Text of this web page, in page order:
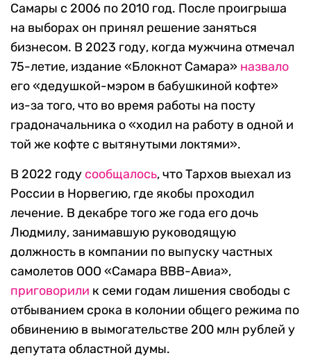
Самары с 2006 по 2010 год. После проигрыша
на выборах он принял решение заняться
бизнесом. В 2023 году, когда мужчина отмечал
75-летие, издание «Блокнот Самара» назвало
его «дедушкой-мэром в бабушкиной кофте»
из-за того, что во время работы на посту
градоначальника о «ходил на работу в одной и
той же кофте с вытянутыми локтями».
В 2022 году сообщалось, что Тархов выехал из
России в Норвегию, где якобы проходил
лечение. В декабре того же года его дочь
Людмилу, занимавшую руководящую
должность в компании по выпуску частных
самолетов ООО «Самара ВВВ-Авиа»,
приговорили к семи годам лишения свободы с
отбыванием срока в колонии общего режима по
обвинению в вымогательстве 200 млн рублей у
депутата областной думы.